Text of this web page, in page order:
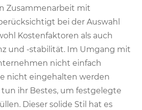
Zusammenarbeit mit
bei der Auswahl
Kostenfaktoren als auch
und -stabilität. Im Umgang mit
nicht einfach
nicht eingehalten werden
ihr Bestes, um festgelegte
Dieser solide Stil hat es